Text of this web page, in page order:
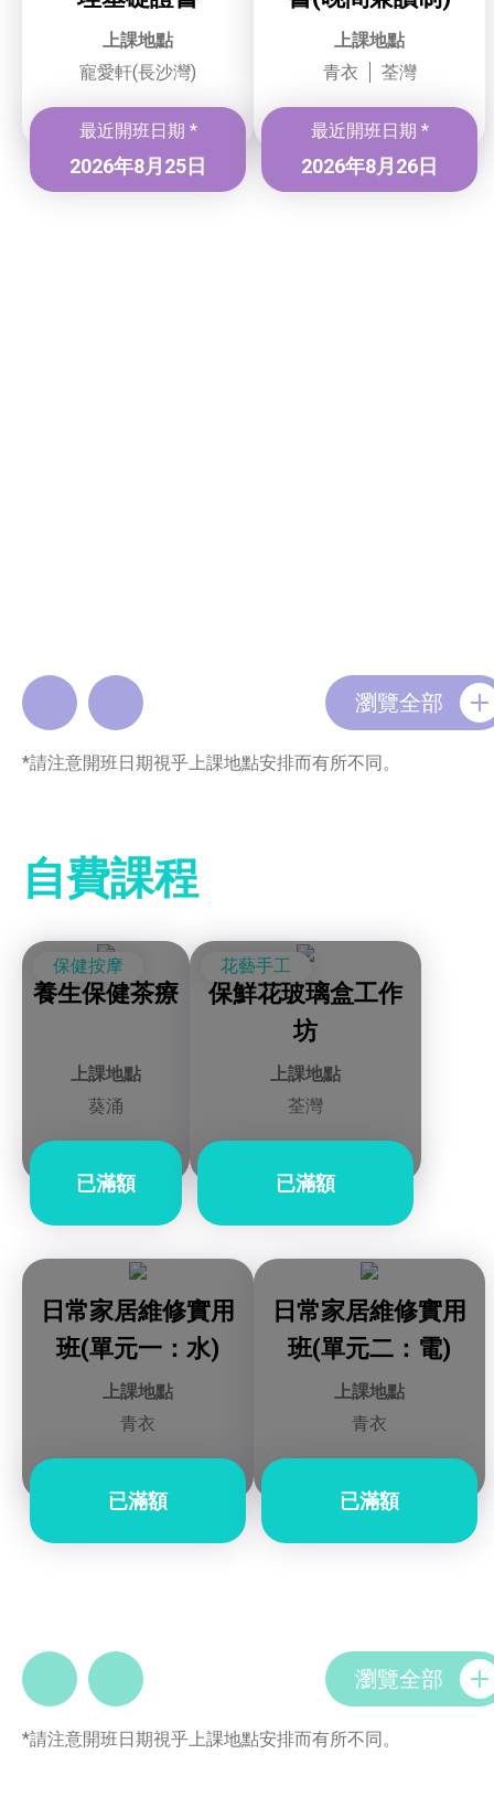
上課地點
寵愛軒(長沙灣)
最近開班日期 *
2026年8月25日
上課地點
青衣
荃灣
最近開班日期 *
2026年8月26日
瀏覽全部
*請注意開班日期視乎上課地點安排而有所不同。
自費課程
保健按摩
養生保健茶療
上課地點
葵涌
已滿額
花藝手工
保鮮花玻璃盒工作
坊
上課地點
荃灣
已滿額
日常家居維修實用
班(單元一：水)
上課地點
青衣
已滿額
日常家居維修實用
班(單元二：電)
上課地點
青衣
已滿額
瀏覽全部
*請注意開班日期視乎上課地點安排而有所不同。